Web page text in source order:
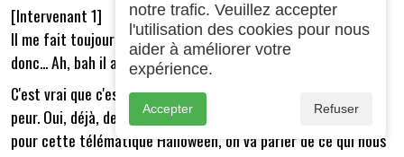
[Intervenant 1]
Il me fait toujours autant rire. C'est celui préféré du lien,
donc... Ah, bah il adore, il jingle, je sais bien, donc...
C'est vrai que c'est le générique qui fait peur, il fait très très
peur. Oui, déjà, des génériques, c'est bon. Donc effectivement,
pour cette télématique Halloween, on va parler de ce qui nous
notre trafic. Veuillez accepter
l'utilisation des cookies pour nous
aider à améliorer votre
expérience.
Accepter Refuser